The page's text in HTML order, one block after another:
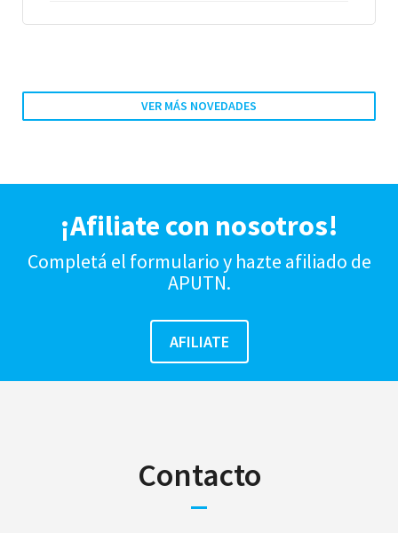
VER MÁS NOVEDADES
¡Afiliate con nosotros!
Completá el formulario y hazte afiliado de
APUTN.
Contacto